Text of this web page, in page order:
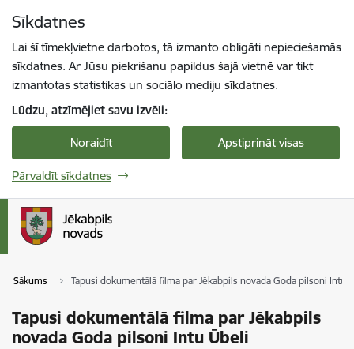
Sīkdatnes
Lai šī tīmekļvietne darbotos, tā izmanto obligāti nepieciešamās
sīkdatnes. Ar Jūsu piekrišanu papildus šajā vietnē var tikt
izmantotas statistikas un sociālo mediju sīkdatnes.
Lūdzu, atzīmējiet savu izvēli:
Noraidīt Apstiprināt visas
Pārvaldīt sīkdatnes
Sākums Tapusi dokumentālā filma par Jēkabpils novada Goda pilsoni Intu
Tapusi dokumentālā filma par Jēkabpils
novada Goda pilsoni Intu Ūbeli